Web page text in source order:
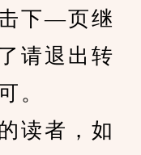
下—页继
请退出转
。
读者，如